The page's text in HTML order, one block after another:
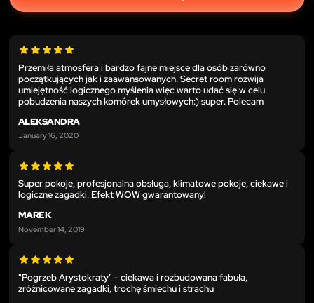
Przemiła atmosfera i bardzo fajne miejsce dla osób zarówno
początkujących jak i zaawansowanych. Secret room rozwija
umiejętność logicznego myślenia więc warto udać się w celu
pobudzenia naszych komórek umysłowych:) super. Polecam
ALEKSANDRA
January 16, 2020
Super pokoje, profesjonalna obsługa, klimatowe pokoje, ciekawe i
logiczne zagadki. Efekt WOW gwarantowany!
MAREK
November 14, 2019
"Pogrzeb Arystokraty" - ciekawa i rozbudowana fabuła,
zróżnicowane zagadki, trochę śmiechu i strachu